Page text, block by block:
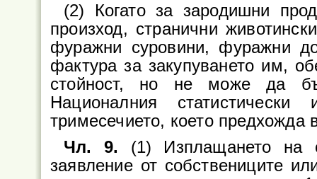
(2) Когато за зародишни
произход, странични
фуражни суровини, фуражни
фактура за закупуването им,
стойност, но не може да
Националния
тримесечието, което предхожда
Чл. 9. (1) Изплащането на
заявление от собствениците